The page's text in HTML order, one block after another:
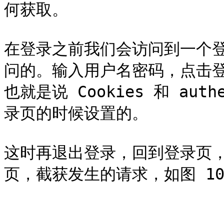
何获取。
在登录之前我们会访问到一个
问的。输入用户名密码，点击
也就是说 Cookies 和
录页的时候设置的。
这时再退出登录，回到登录
页，截获发生的请求，如图